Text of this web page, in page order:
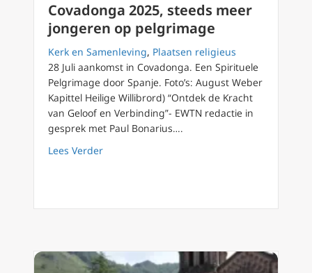
Covadonga 2025, steeds meer
jongeren op pelgrimage
Kerk en Samenleving, Plaatsen religieus
28 Juli aankomst in Covadonga. Een Spirituele
Pelgrimage door Spanje. Foto’s: August Weber
Kapittel Heilige Willibrord) “Ontdek de Kracht
van Geloof en Verbinding”- EWTN redactie in
gesprek met Paul Bonarius….
Lees Verderabout Covadonga 2025, steeds meer